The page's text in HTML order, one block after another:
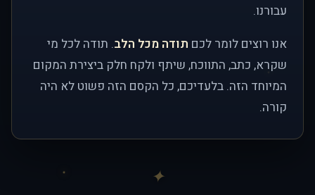
עבורנו.
אנו רוצים לומר לכם תודה מכל הלב. תודה לכל מי
שקרא, כתב, התווכח, שיתף ולקח חלק ביצירת המקום
המיוחד הזה. בלעדיכם, כל הקסם הזה פשוט לא היה
קורה.